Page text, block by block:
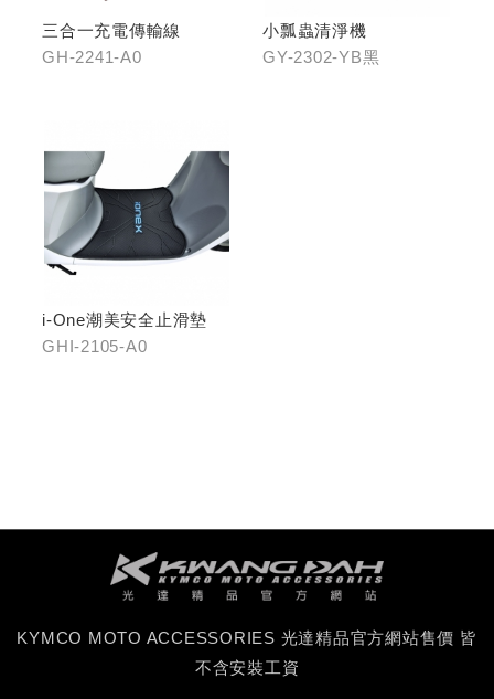
三合一充電傳輸線
GH-2241-A0
小瓢蟲清淨機
GY-2302-YB黑
i-One潮美安全止滑墊
GHI-2105-A0
KYMCO MOTO ACCESSORIES 光達精品官方網站售價 皆
不含安裝工資